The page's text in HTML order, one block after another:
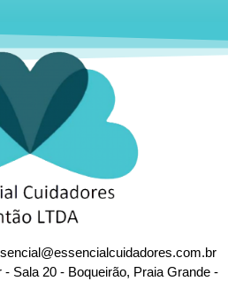
- Sala 20 - Boqueirão, Praia Grande -